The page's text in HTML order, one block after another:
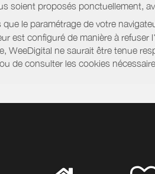
soient proposés ponctuellement,
le paramétrage de votre
est configuré de manière à
WeeDigital ne saurait être tenue
de consulter les cookies